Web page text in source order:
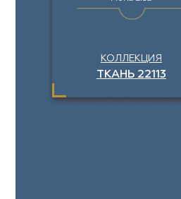
КОЛЛЕКЦИЯ
ТКАНЬ 22113